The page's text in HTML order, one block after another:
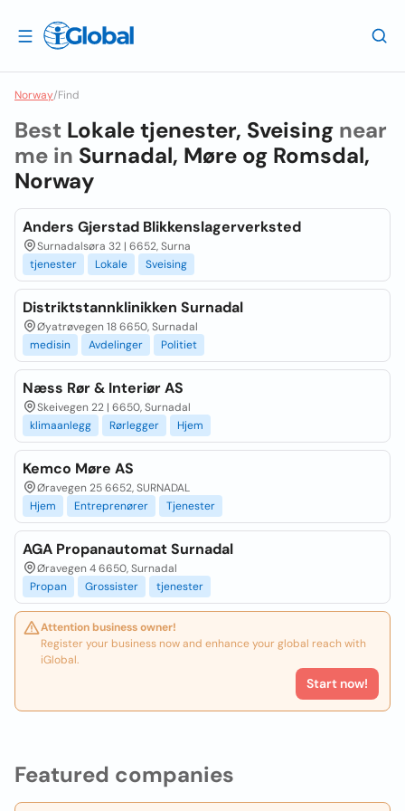
Norway/Find
Featured companies
Best Lokale tjenester, Sveising near
me in Surnadal, Møre og Romsdal,
Norway
Anders Gjerstad Blikkenslagerverksted
Surnadalsøra 32 | 6652, Surna
tjenester
Lokale Sveising
Distriktstannklinikken Surnadal
Øyatrøvegen 18 6650, Surnadal
medisin
Avdelinger Politiet
Næss Rør & Interiør AS
Skeivegen 22 | 6650, Surnadal
klimaanlegg
Rørlegger Hjem
Kemco Møre AS
Øravegen 25 6652, SURNADAL
Hjem
Entreprenører Tjenester
AGA Propanautomat Surnadal
Øravegen 4 6650, Surnadal
Propan
Grossister tjenester
Attention business owner!
Register your business now and enhance your global reach with
iGlobal.
Start now!